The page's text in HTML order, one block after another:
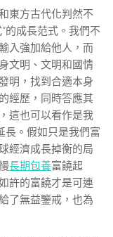
東方古代化判然不
的成長范式。我們不
入強加給他人，而
文明、文明和國情
明，找到合適本身
經歷，同時答應其
這也可以看作是我
長。假如只是我們富
經濟成長掉衡的局
長期包養富饒起
許的富饒才是可連
了無益鑒戒，也為